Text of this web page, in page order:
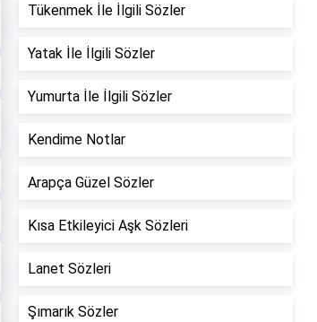
Tükenmek İle İlgili Sözler
Yatak İle İlgili Sözler
Yumurta İle İlgili Sözler
Kendime Notlar
Arapça Güzel Sözler
Kısa Etkileyici Aşk Sözleri
Lanet Sözleri
Şımarık Sözler